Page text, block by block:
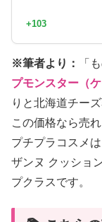
+103
※筆者より： 「
プモンスター（ケ
りと北海道チー
この価格なら売
プチプラコスメ
ザンヌ クッショ
プクラスです。